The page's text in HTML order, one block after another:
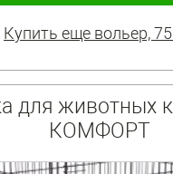
Купить еще вольер,
для животных
КОМФОРТ